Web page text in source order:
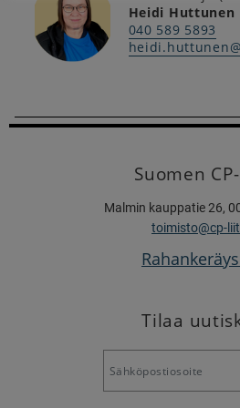
Heidi Huttunen
040 589 5893
Suomen
Malmin kauppatie 26,
toimisto@cp-
Tilaa